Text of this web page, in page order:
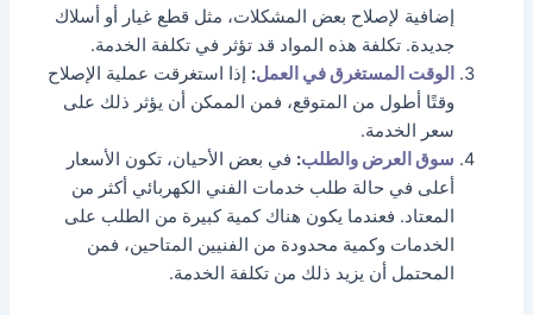
إضافية لإصلاح بعض المشكلات، مثل قطع غيار أو أسلاك
جديدة. تكلفة هذه المواد قد تؤثر في تكلفة الخدمة.
الوقت المستغرق في العمل: إذا استغرقت عملية الإصلاح
وقتًا أطول من المتوقع، فمن الممكن أن يؤثر ذلك على
سعر الخدمة.
سوق العرض والطلب: في بعض الأحيان، تكون الأسعار
أعلى في حالة طلب خدمات الفني الكهربائي أكثر من
المعتاد. فعندما يكون هناك كمية كبيرة من الطلب على
الخدمات وكمية محدودة من الفنيين المتاحين، فمن
المحتمل أن يزيد ذلك من تكلفة الخدمة.